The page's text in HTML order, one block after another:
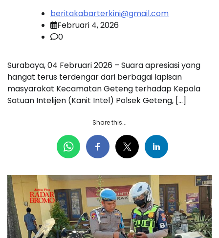
beritakabarterkini@gmail.com
Februari 4, 2026
0
Surabaya, 04 Februari 2026 – Suara apresiasi yang
hangat terus terdengar dari berbagai lapisan
masyarakat Kecamatan Geteng terhadap Kepala
Satuan Intelijen (Kanit Intel) Polsek Geteng, […]
Share this...